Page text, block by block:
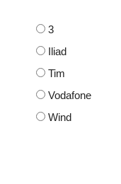
3
Iliad
Tim
Vodafone
Wind